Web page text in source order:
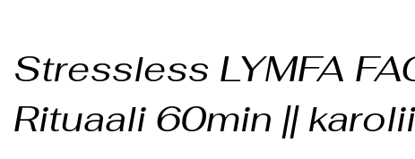
Stressless LYMFA
Rituaali 60min ||